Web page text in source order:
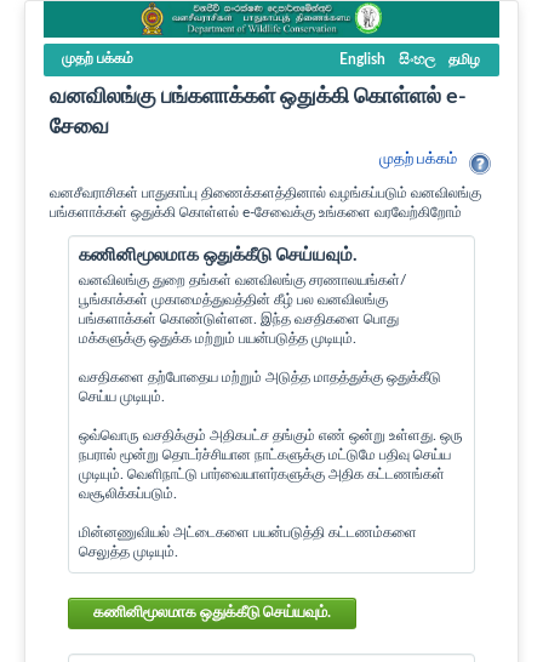
முதற் பக்கம் English සිංහල தமிழ
வனவிலங்கு பங்களாக்கள் ஒதுக்கி கொள்ளல் e-
சேவை
முதற் பக்கம்
வனசீவராசிகள் பாதுகாப்பு திணைக்களத்தினால் வழங்கப்படும் வனவிலங்கு
பங்களாக்கள் ஒதுக்கி கொள்ளல் e-சேவைக்கு உங்களை வரவேற்கிறோம்
கணினிமூலமாக ஒதுக்கீடு செய்யவும்.
வனவிலங்கு துறை தங்கள் வனவிலங்கு சரணாலயங்கள்/
பூங்காக்கள் முகாமைத்துவத்தின் கீழ் பல வனவிலங்கு
பங்களாக்கள் கொண்டுள்ளன. இந்த வசதிகளை பொது
மக்களுக்கு ஒதுக்க மற்றும் பயன்படுத்த முடியும்.
வசதிகளை தற்போதைய மற்றும் அடுத்த மாதத்துக்கு ஒதுக்கீடு
செய்ய முடியும்.
ஒவ்வொரு வசதிக்கும் அதிகபட்ச தங்கும் எண் ஒன்று உள்ளது. ஒரு
நபரால் மூன்று தொடர்ச்சியான நாட்களுக்கு மட்டுமே பதிவு செய்ய
முடியும். வெளிநாட்டு பார்வையாளர்களுக்கு அதிக கட்டணங்கள்
வசூலிக்கப்படும்.
மின்னணுவியல் அட்டைகளை பயன்படுத்தி கட்டணம்களை
செலுத்த முடியும்.
கணினிமூலமாக ஒதுக்கீடு செய்யவும்.